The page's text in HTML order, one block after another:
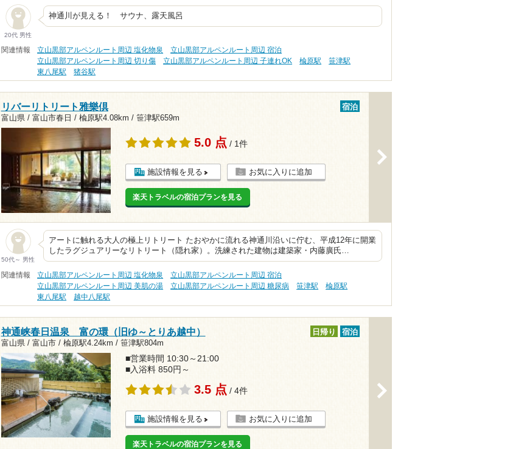
20代 男性
神通川が見える！ サウナ、露天風呂
関連情報 立山黒部アルペンルート周辺 塩化物泉
立山黒部アルペンルート周辺 宿泊
立山黒部アルペンルート周辺 切り傷
立山黒部アルペンルート周辺 子連れOK 楡原駅
笹津駅
東八尾駅
猪谷駅
リバーリトリート雅樂倶
富山県 / 富山市春日 / 楡原駅4.08km / 笹津駅659m
宿泊
5.0 点 / 1件
施設情報を見る お気に入りに追加
楽天トラベルの宿泊プランを見る
50代～ 男性
アートに触れる大人の極上リトリート たおやかに流れる神通川沿いに佇む、平成12年に開業
したラグジュアリーなリトリート（隠れ家）。洗練された建物は建築家・内藤廣氏…
関連情報 立山黒部アルペンルート周辺 塩化物泉
立山黒部アルペンルート周辺 宿泊
立山黒部アルペンルート周辺 美肌の湯
立山黒部アルペンルート周辺 糖尿病 笹津駅
楡原駅
東八尾駅
越中八尾駅
神通峡春日温泉 富の環（旧ゆ～とりあ越中）
富山県 / 富山市 / 楡原駅4.24km / 笹津駅804m
日帰り 宿泊
■営業時間 10:30～21:00
■入浴料 850円～
3.5 点 / 4件
施設情報を見る お気に入りに追加
楽天トラベルの宿泊プランを見る